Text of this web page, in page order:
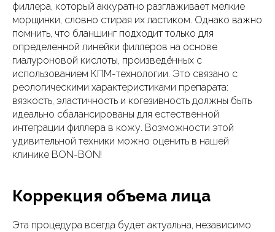
филлера, который аккуратно разглаживает мелкие
морщинки, словно стирая их ластиком. Однако важно
помнить, что бланшинг подходит только для
определенной линейки филлеров на основе
гиалуроновой кислоты, произведённых с
использованием КПМ-технологии. Это связано с
реологическими характеристиками препарата:
вязкость, эластичность и когезивность должны быть
идеально сбалансированы для естественной
интеграции филлера в кожу. Возможности этой
удивительной техники можно оценить в нашей
клинике BON-BON!
Коррекция объема лица
Эта процедура всегда будет актуальна, независимо